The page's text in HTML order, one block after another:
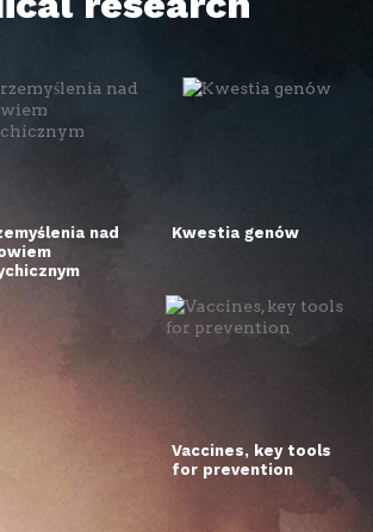
nad
Kwestia genów
Vaccines, key tools
for prevention